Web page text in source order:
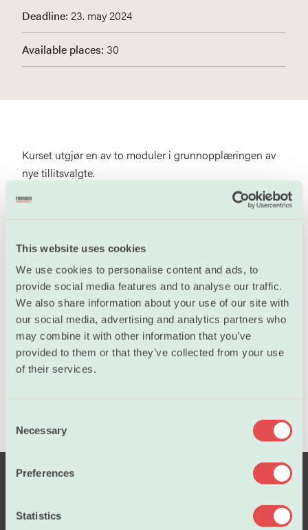
This website uses cookies
We use cookies to personalise content and ads, to
provide social media features and to analyse our traffic.
We also share information about your use of our site with
our social media, advertising and analytics partners who
may combine it with other information that you’ve
provided to them or that they’ve collected from your use
of their services.
n
Necessary
Preferences
Statistics
Deadline: 23. may 2024
Available places: 30
Kurset utgjør en av to moduler i grunnopplæringen av
nye tillitsvalgte.
Den andre modulen er Grunnopplæring: Lov og
med kurset.
Program